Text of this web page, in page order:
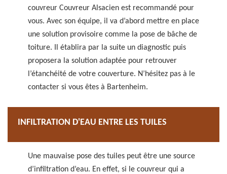
couvreur Couvreur Alsacien est recommandé pour
vous. Avec son équipe, il va d’abord mettre en place
une solution provisoire comme la pose de bâche de
toiture. Il établira par la suite un diagnostic puis
proposera la solution adaptée pour retrouver
l’étanchéité de votre couverture. N’hésitez pas à le
contacter si vous êtes à Bartenheim.
INFILTRATION D'EAU ENTRE LES TUILES
Une mauvaise pose des tuiles peut être une source
d’infiltration d’eau. En effet, si le couvreur qui a